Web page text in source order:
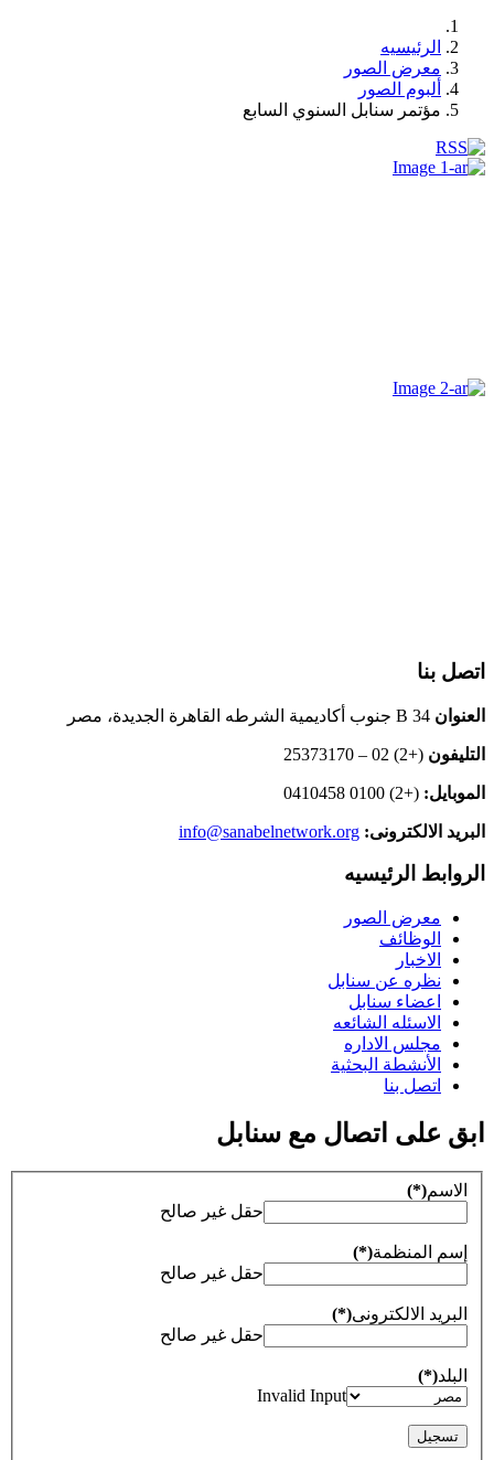
الرئيسيه
معرض الصور
ألبوم الصور
مؤتمر سنابل السنوي السابع
اتصل بنا
العنوان
التليفون (+2) 02 – 25373170
الموبايل: (+2) 0100 0410458
البريد الالكترونى: info@sanabelnetwork.org
الروابط الرئيسيه
معرض الصور
الوظائف
الاخبار
نظره عن سنابل
اعضاء سنابل
الاسئله الشائعه
مجلس الاداره
الأنشطة البحثية
اتصل بنا
ابق على اتصال مع سنابل
الاسم(*)
حقل غير صالح
إسم المنظمة(*)
حقل غير صالح
البريد الالكترونى(*)
حقل غير صالح
البلد(*)
Invalid Input